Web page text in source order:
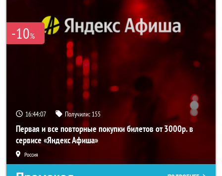
-10%
16:44:07 Получили: 155
Первая и все повторные покупки билетов от 3000р. в
сервисе «Яндекс Афиша»
Россия